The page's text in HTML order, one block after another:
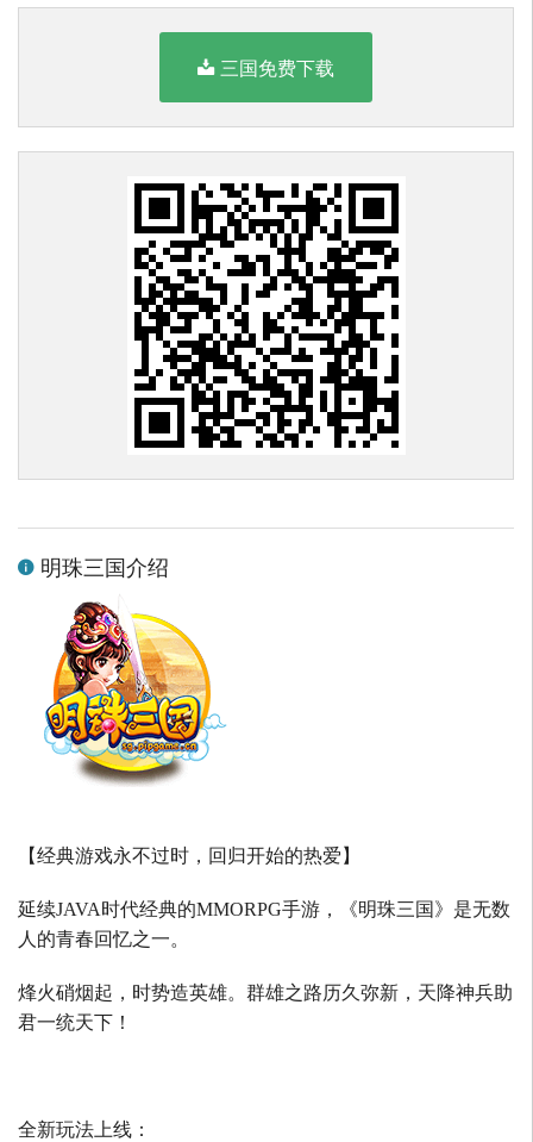
三国免费下载
明珠三国介绍
【经典游戏永不过时，回归开始的热爱】
延续JAVA时代经典的MMORPG手游，《明珠三国》是无数
人的青春回忆之一。
烽火硝烟起，时势造英雄。群雄之路历久弥新，天降神兵助
君一统天下！
全新玩法上线：